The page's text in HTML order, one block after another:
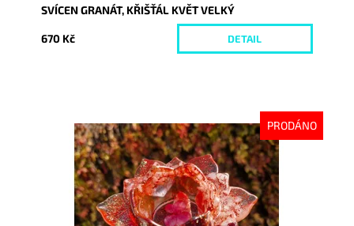
SVÍCEN GRANÁT, KŘIŠŤÁL KVĚT VELKÝ
670 Kč DETAIL
PRODÁNO
Dostupnost:
Vyprodáno
9966